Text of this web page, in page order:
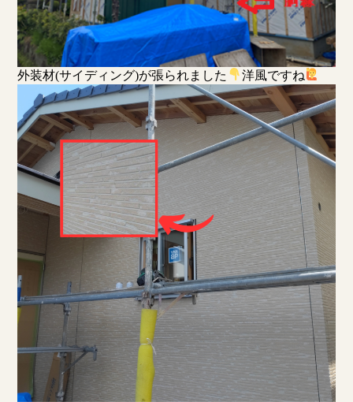
外装材(サイディング)が張られました 洋風ですね